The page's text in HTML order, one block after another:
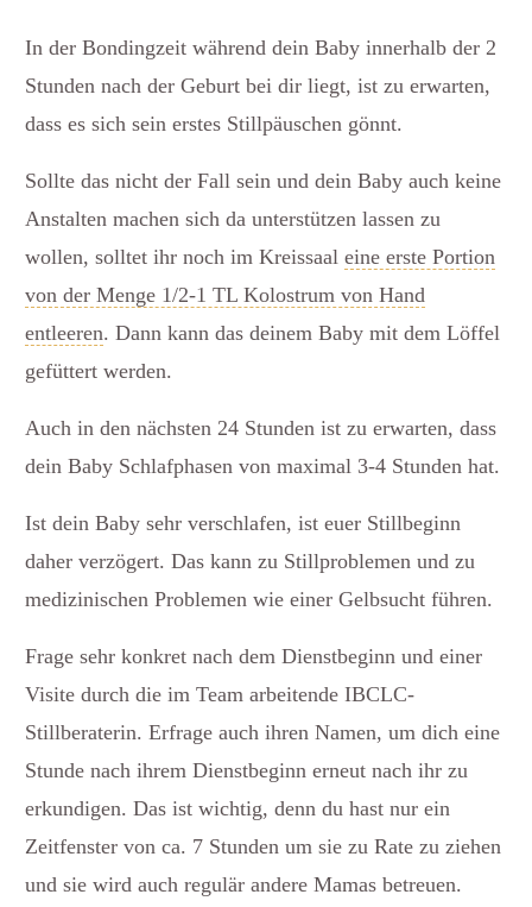
In der Bondingzeit während dein Baby innerhalb der 2
Stunden nach der Geburt bei dir liegt, ist zu erwarten,
dass es sich sein erstes Stillpäuschen gönnt.
Sollte das nicht der Fall sein und dein Baby auch keine
Anstalten machen sich da unterstützen lassen zu
wollen, solltet ihr noch im Kreissaal eine erste Portion
von der Menge 1/2-1 TL Kolostrum von Hand
entleeren. Dann kann das deinem Baby mit dem Löffel
gefüttert werden.
Auch in den nächsten 24 Stunden ist zu erwarten, dass
dein Baby Schlafphasen von maximal 3-4 Stunden hat.
Ist dein Baby sehr verschlafen, ist euer Stillbeginn
daher verzögert. Das kann zu Stillproblemen und zu
medizinischen Problemen wie einer Gelbsucht führen.
Frage sehr konkret nach dem Dienstbeginn und einer
Visite durch die im Team arbeitende IBCLC-
Stillberaterin. Erfrage auch ihren Namen, um dich eine
Stunde nach ihrem Dienstbeginn erneut nach ihr zu
erkundigen. Das ist wichtig, denn du hast nur ein
Zeitfenster von ca. 7 Stunden um sie zu Rate zu ziehen
und sie wird auch regulär andere Mamas betreuen.